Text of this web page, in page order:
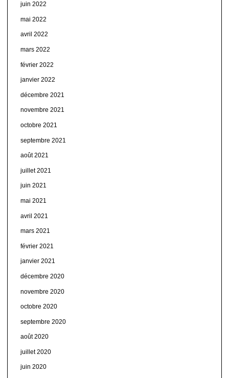
juin 2022
mai 2022
avril 2022
mars 2022
février 2022
janvier 2022
décembre 2021
novembre 2021
octobre 2021
septembre 2021
août 2021
juillet 2021
juin 2021
mai 2021
avril 2021
mars 2021
février 2021
janvier 2021
décembre 2020
novembre 2020
octobre 2020
septembre 2020
août 2020
juillet 2020
juin 2020